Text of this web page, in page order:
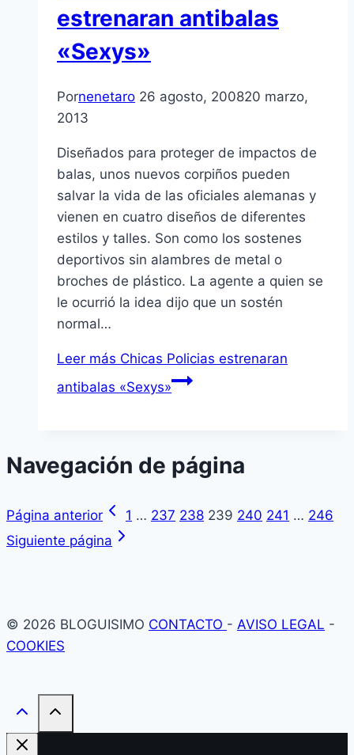
estrenaran antibalas
«Sexys»
Pornenetaro 26 agosto, 200820 marzo,
2013
Diseñados para proteger de impactos de
balas, unos nuevos corpiños pueden
salvar la vida de las oficiales alemanas y
vienen en cuatro diseños de diferentes
estilos y talles. Son como los sostenes
deportivos sin alambres de metal o
broches de plástico. La agente a quien se
le ocurrió la idea dijo que un sostén
normal…
Leer más Chicas Policias estrenaran
antibalas «Sexys»
Navegación de página
Página anterior 1 … 237 238 239 240 241 … 246
Siguiente página
© 2026 BLOGUISIMO CONTACTO - AVISO LEGAL -
COOKIES